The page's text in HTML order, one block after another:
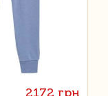
2172 грн